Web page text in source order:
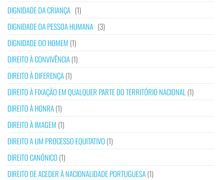
DIGNIDADE DA CRIANÇA (1)
DIGNIDADE DA PESSOA HUMANA (3)
DIGNIDADE DO HOMEM (1)
DIREITO À CONVIVÊNCIA(1)
DIREITO À DIFERENÇA(1)
DIREITO À FIXAÇÃO EM QUALQUER PARTE DO TERRITÓRIO NACIONAL (1)
DIREITO À HONRA(1)
DIREITO À IMAGEM (1)
DIREITO A UM PROCESSO EQUITATIVO (1)
DIREITO CANÓNICO (1)
DIREITO DE ACEDER À NACIONALIDADE PORTUGUESA(1)